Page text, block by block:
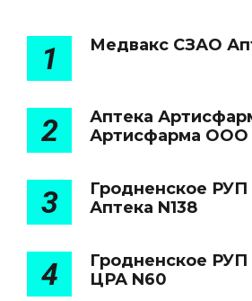
1 Медвакс СЗАО
2
Аптека
Артисфарма ООО
3
Гродненское
Аптека N138
4
Гродненское
ЦРА N60